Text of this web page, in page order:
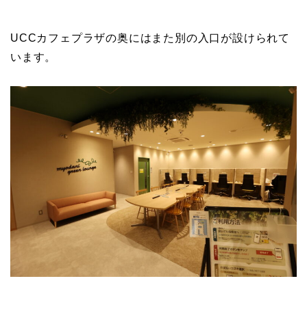
UCCカフェプラザの奥にはまた別の入口が設けられて
います。